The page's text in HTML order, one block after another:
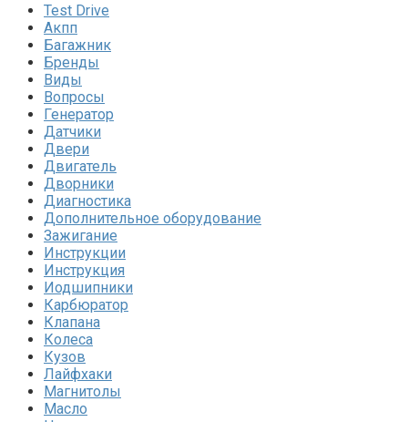
Test Drive
Акпп
Багажник
Бренды
Виды
Вопросы
Генератор
Датчики
Двери
Двигатель
Дворники
Диагностика
Дополнительное оборудование
Зажигание
Инструкции
Инструкция
Иодшипники
Карбюратор
Клапана
Колеса
Кузов
Лайфхаки
Магнитолы
Масло